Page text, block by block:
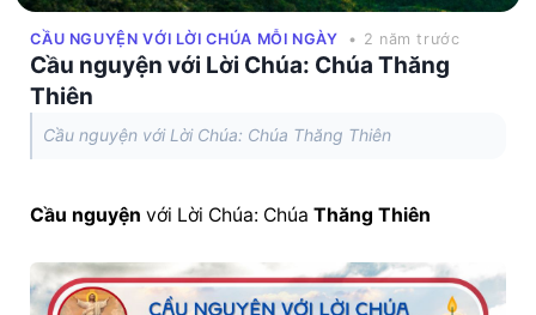
CẦU NGUYỆN VỚI LỜI CHÚA MỖI NGÀY • 2 năm trước
Cầu nguyện với Lời Chúa: Chúa Thăng
Thiên
Cầu nguyện với Lời Chúa: Chúa Thăng Thiên
Cầu nguyện với Lời Chúa: Chúa Thăng Thiên